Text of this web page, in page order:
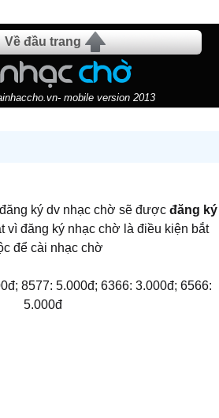
Về đầu trang
mobile version 2013
ký dv nhạc chờ sẽ được đăng ký
vì đăng ký nhạc chờ là điều kiện bắt
để cài nhạc chờ
8577: 5.000đ; 6366: 3.000đ; 6566:
5.000đ